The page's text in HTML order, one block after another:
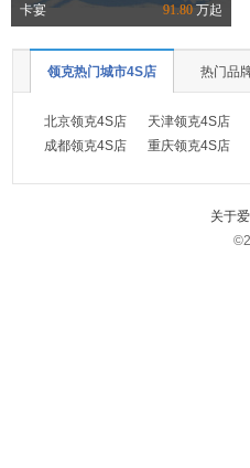
卡宴 91.80万起
领克热门城市4S店 热门品
北京领克4S店 天津领克4S店
成都领克4S店
重庆领克4S店
关于